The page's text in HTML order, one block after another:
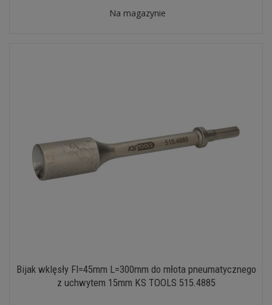
Na magazynie
Bijak wklęsły FI=45mm L=300mm do młota pneumatycznego
z uchwytem 15mm KS TOOLS 515.4885